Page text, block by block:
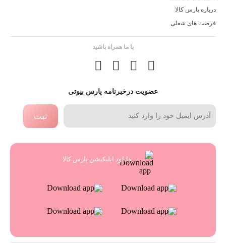
درباره پارس کالا
فرصت های شغلی
با ما همراه باشید
عضویت درخبرنامه پارس بیوتی
ثبت
دانلود اپلیکیشن پارس کالا